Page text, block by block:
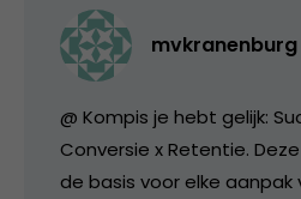
mvkranenburg
@ Kompis je hebt gelijk:
Conversie x Retentie.
de basis voor elke aanpak